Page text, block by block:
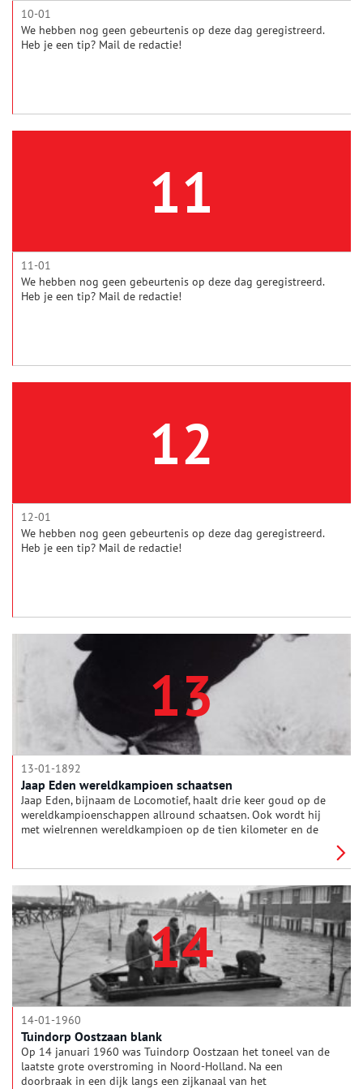
10-01
We hebben nog geen gebeurtenis op deze dag geregistreerd.
Heb je een tip? Mail de redactie!
11
11-01
We hebben nog geen gebeurtenis op deze dag geregistreerd.
Heb je een tip? Mail de redactie!
12
12-01
We hebben nog geen gebeurtenis op deze dag geregistreerd.
Heb je een tip? Mail de redactie!
13
13-01-1892
Jaap Eden wereldkampioen schaatsen
Jaap Eden, bijnaam de Locomotief, haalt drie keer goud op de
wereldkampioenschappen allround schaatsen. Ook wordt hij
met wielrennen wereldkampioen op de tien kilometer en de
Amsterdam draagt nog steeds de naam van deze 'kampioen der
kampioenen'.
14
14-01-1960
Tuindorp Oostzaan blank
Op 14 januari 1960 was Tuindorp Oostzaan het toneel van de
laatste grote overstroming in Noord-Holland. Na een
doorbraak in een dijk langs een zijkanaal van het